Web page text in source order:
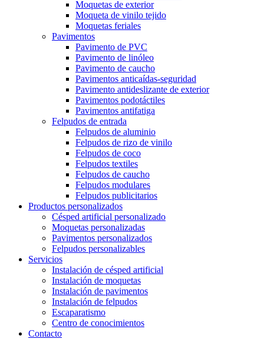
Moquetas de exterior
Moqueta de vinilo tejido
Moquetas feriales
Pavimentos
Pavimento de PVC
Pavimento de linóleo
Pavimento de caucho
Pavimentos anticaídas-seguridad
Pavimento antideslizante de exterior
Pavimentos podotáctiles
Pavimentos antifatiga
Felpudos de entrada
Felpudos de aluminio
Felpudos de rizo de vinilo
Felpudos de coco
Felpudos textiles
Felpudos de caucho
Felpudos modulares
Felpudos publicitarios
Productos personalizados
Césped artificial personalizado
Moquetas personalizadas
Pavimentos personalizados
Felpudos personalizables
Servicios
Instalación de césped artificial
Instalación de moquetas
Instalación de pavimentos
Instalación de felpudos
Escaparatismo
Centro de conocimientos
Contacto